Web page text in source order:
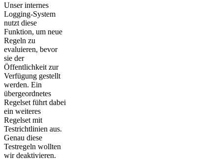
Unser internes
Logging-System
nutzt diese
Funktion, um neue
Regeln zu
evaluieren, bevor
sie der
Öffentlichkeit zur
Verfügung gestellt
werden. Ein
übergeordnetes
Regelset führt dabei
ein weiteres
Regelset mit
Testrichtlinien aus.
Genau diese
Testregeln wollten
wir deaktivieren.